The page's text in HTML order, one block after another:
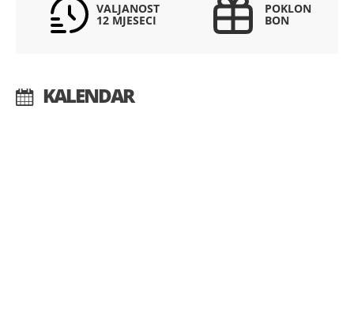
VALJANOST
12 MJESECI
POKLON
BON
KALENDAR